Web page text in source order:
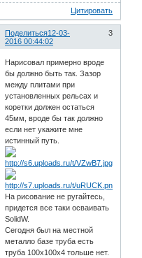
Цитировать
Поделиться 3
12-03-
2016 00:44:02
Нарисовал примерно вроде
бы должно быть так. Зазор
между плитами при
установленных рельсах и
коретки должен остаться
45мм, вроде бы так должно
если нет укажите мне
истинный путь.
На рисование не ругайтесь,
придется все таки осваивать
SolidW.
Сегодня был на местной
металло базе труба есть
труба 100х100х4 тольше нет.